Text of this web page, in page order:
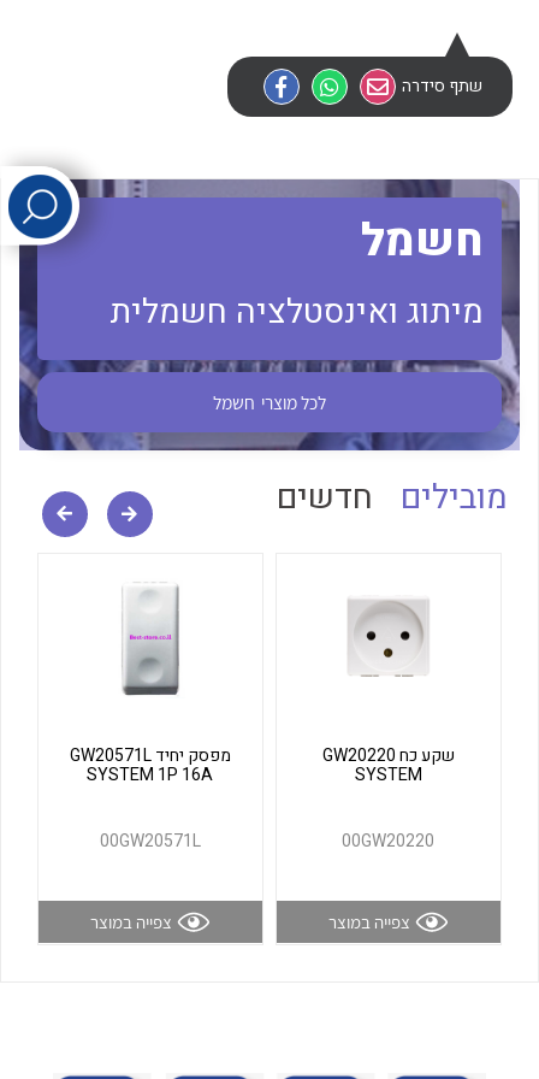
לכל מוצרי היצרן
לכל מוצרי היצרן לכל מוצרי היצרן
לכל מוצרי היצרן לכל מוצרי היצרן
שתף סידרה
חשמל
מיתוג ואינסטלציה חשמלית
לכל מוצרי חשמל
מובילים חדשים
שקע כח GW20220
SYSTEM
00GW20220
צפייה במוצר
מפסק יחיד GW20571L
SYSTEM 1P 16A
00GW20571L
צפייה במוצר